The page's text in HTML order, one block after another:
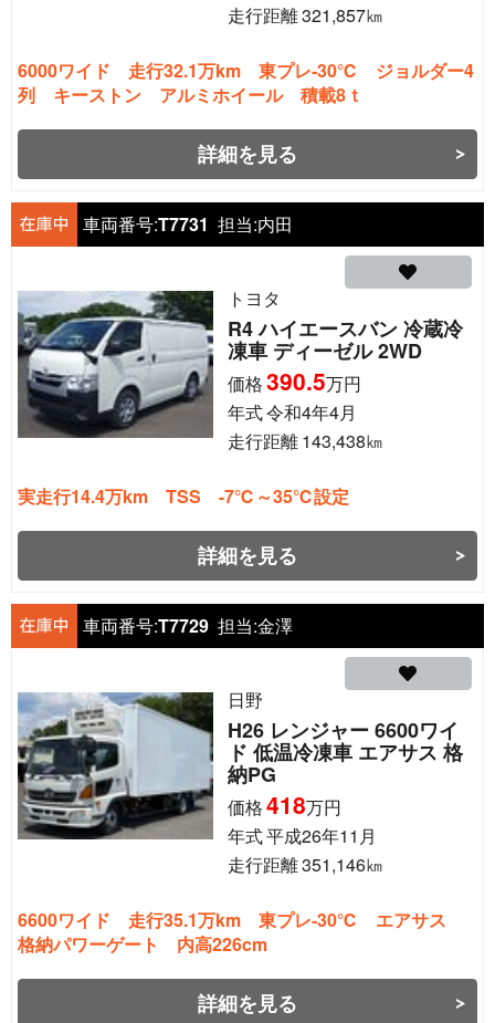
走行距離321,857㎞
6000ワイド 走行32.1万km 東プレ-30℃ ジョルダー4
列 キーストン アルミホイール 積載8ｔ
詳細を見る
車両番号:T7731 担当:内田
トヨタ
R4 ハイエースバン 冷蔵冷
凍車 ディーゼル 2WD
価格390.5万円
年式令和4年4月
走行距離143,438㎞
実走行14.4万km TSS -7℃～35℃設定
詳細を見る
車両番号:T7729 担当:金澤
日野
H26 レンジャー 6600ワイ
ド 低温冷凍車 エアサス 格
納PG
価格418万円
年式平成26年11月
走行距離351,146㎞
6600ワイド 走行35.1万km 東プレ-30℃ エアサス
格納パワーゲート 内高226cm
詳細を見る